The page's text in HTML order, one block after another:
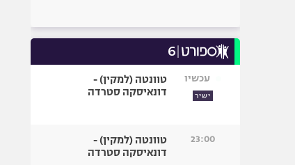
עכשיו
ישיר
טוונטה (למקין) -
דונאיסקה סטרדה
23:00
טוונטה (למקין) -
דונאיסקה סטרדה